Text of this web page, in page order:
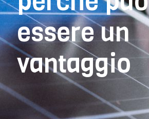
essere un
vantaggio